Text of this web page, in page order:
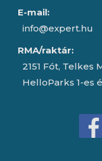
E-mail:
info@expert.hu
RMA/raktár:
2151 Fót, Telkes
HelloParks 1-es